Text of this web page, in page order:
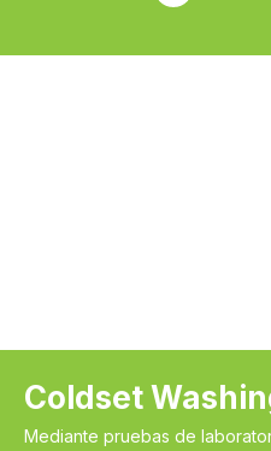
Coldset
Mediante pruebas de